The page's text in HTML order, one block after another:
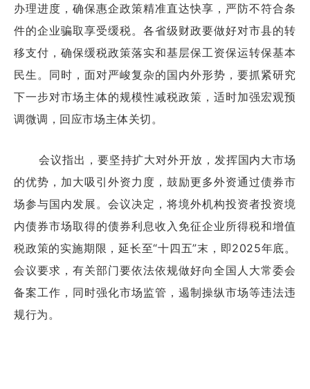
办理进度，确保惠企政策精准直达快享，严防不符合条
件的企业骗取享受缓税。各省级财政要做好对市县的转
移支付，确保缓税政策落实和基层保工资保运转保基本
民生。同时，面对严峻复杂的国内外形势，要抓紧研究
下一步对市场主体的规模性减税政策，适时加强宏观预
调微调，回应市场主体关切。
会议指出，要坚持扩大对外开放，发挥国内大市场
的优势，加大吸引外资力度，鼓励更多外资通过债券市
场参与国内发展。会议决定，将境外机构投资者投资境
内债券市场取得的债券利息收入免征企业所得税和增值
税政策的实施期限，延长至“十四五”末，即2025年底。
会议要求，有关部门要依法依规做好向全国人大常委会
备案工作，同时强化市场监管，遏制操纵市场等违法违
规行为。